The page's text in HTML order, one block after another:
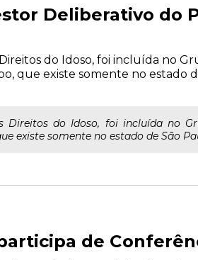
Deliberativo do
do Idoso, foi incluída no
que existe somente no estado
Direitos do Idoso, foi incluída no
existe somente no estado de São
de